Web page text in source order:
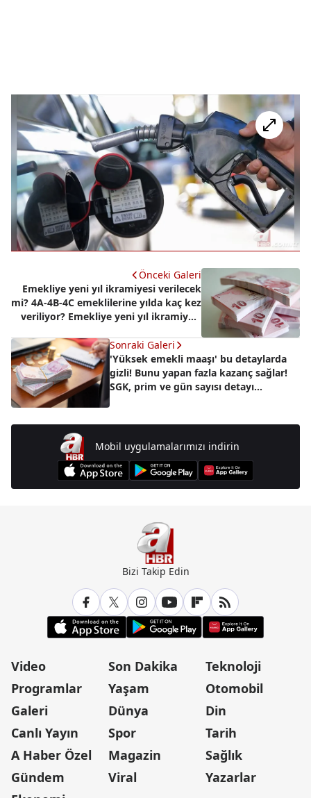
Önceki Galeri
Emekliye yeni yıl ikramiyesi verilecek
mi? 4A-4B-4C emeklilerine yılda kaç kez
veriliyor? Emekliye yeni yıl ikramiyesi
Sonraki Galeri
'Yüksek emekli maaşı' bu detaylarda
gizli! Bunu yapan fazla kazanç sağlar!
SGK, prim ve gün sayısı detayı...
Mobil uygulamalarımızı indirin
Bizi Takip Edin
Video
Programlar
Galeri
Canlı Yayın
A Haber Özel
Gündem
Son Dakika
Yaşam
Dünya
Spor
Magazin
Viral
Teknoloji
Otomobil
Din
Tarih
Sağlık
Yazarlar